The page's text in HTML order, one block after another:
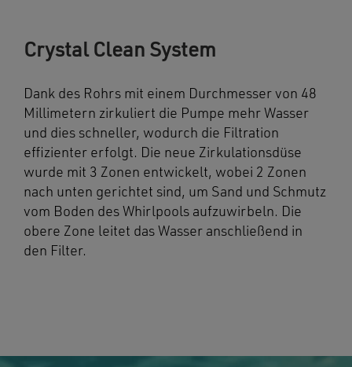
Crystal Clean System
Dank des Rohrs mit einem Durchmesser von 48
Millimetern zirkuliert die Pumpe mehr Wasser
und dies schneller, wodurch die Filtration
effizienter erfolgt. Die neue Zirkulationsdüse
wurde mit 3 Zonen entwickelt, wobei 2 Zonen
nach unten gerichtet sind, um Sand und Schmutz
vom Boden des Whirlpools aufzuwirbeln. Die
obere Zone leitet das Wasser anschließend in
den Filter.